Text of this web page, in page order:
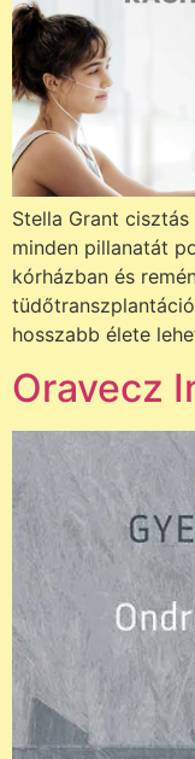
Stella Grant
minden pillanatát
kórházban és
hosszabb élete
Oravecz